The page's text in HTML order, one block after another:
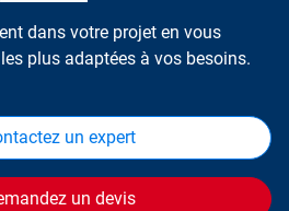
dans votre projet en vous
plus adaptées à vos besoins.
un expert
un devis